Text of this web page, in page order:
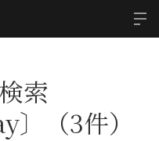
索
〕（3件）